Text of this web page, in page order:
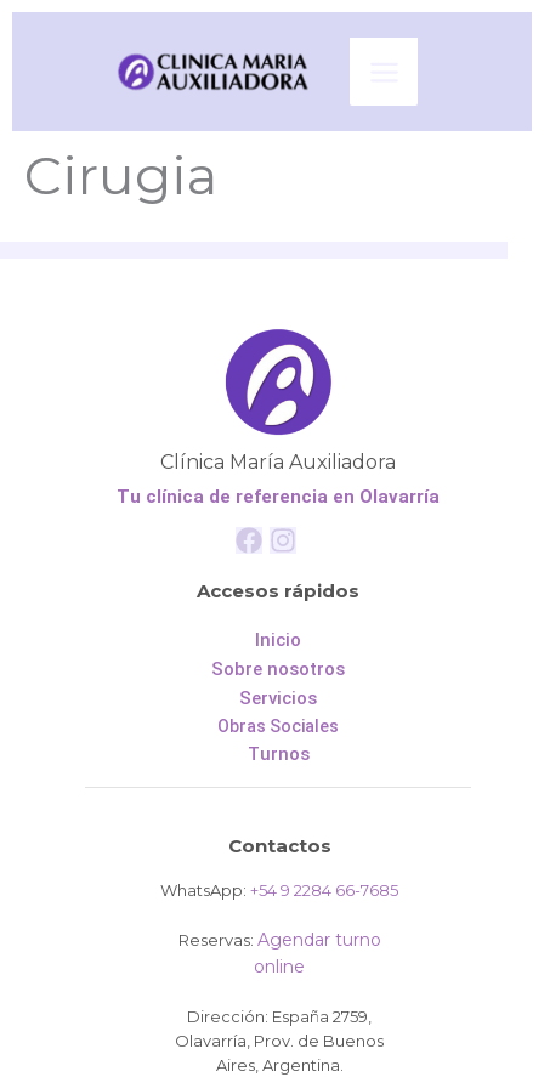
Cirugia
Clínica María Auxiliadora
Tu clínica de referencia en Olavarría
Accesos rápidos
Inicio
Sobre nosotros
Servicios
Obras Sociales
Turnos
Contactos
WhatsApp: +54 9 2284 66-7685
Reservas: Agendar turno
online
Dirección: España 2759,
Olavarría, Prov. de Buenos
Aires, Argentina.